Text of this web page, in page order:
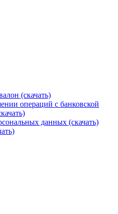
(скачать)
операций с банковской
данных (скачать)